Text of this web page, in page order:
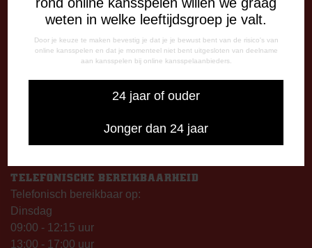
weten in welke leeftijdsgroep je valt.
Door je keuze te maken bevestig je dat je je bewust bent van de risico's van
online kansspelen en dat je momenteel niet bent uitgesloten van deelname
aan kansspelen bij online kansspelaanbieders.
24 jaar of ouder
Jonger dan 24 jaar
OPENINGSTIJDEN
De Oude Meerdijk
Maandag: 09.00 – 17.00 uur
Dinsdag t/m vrijdag:
Op thuiswedstrijddagen geopend vanaf 13.00 uur (i.p.v.
09.00 uur).
TELEFONISCHE BEREIKBAARHEID
Telefonisch bereikbaar op:
Dinsdag
09:00 - 12:15 uur
13:00 - 17:00 uur